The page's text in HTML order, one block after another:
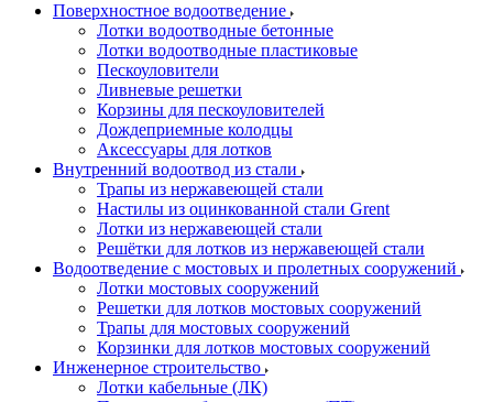
Поверхностное водоотведение
Лотки водоотводные бетонные
Лотки водоотводные пластиковые
Пескоуловители
Ливневые решетки
Корзины для пескоуловителей
Дождеприемные колодцы
Аксессуары для лотков
Внутренний водоотвод из стали
Трапы из нержавеющей стали
Настилы из оцинкованной стали Grent
Лотки из нержавеющей стали
Решётки для лотков из нержавеющей стали
Водоотведение с мостовых и пролетных сооружений
Лотки мостовых сооружений
Решетки для лотков мостовых сооружений
Трапы для мостовых сооружений
Корзинки для лотков мостовых сооружений
Инженерное строительство
Лотки кабельные (ЛК)